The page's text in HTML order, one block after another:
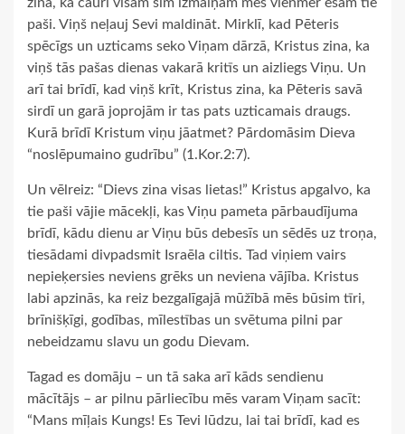
zina, ka cauri visām šīm izmaiņām mēs vienmēr esam tie
paši. Viņš neļauj Sevi maldināt. Mirklī, kad Pēteris
spēcīgs un uzticams seko Viņam dārzā, Kristus zina, ka
viņš tās pašas dienas vakarā kritīs un aizliegs Viņu. Un
arī tai brīdī, kad viņš krīt, Kristus zina, ka Pēteris savā
sirdī un garā joprojām ir tas pats uzticamais draugs.
Kurā brīdī Kristum viņu jāatmet? Pārdomāsim Dieva
“noslēpumaino gudrību” (1.Kor.2:7).
Un vēlreiz: “Dievs zina visas lietas!” Kristus apgalvo, ka
tie paši vājie mācekļi, kas Viņu pameta pārbaudījuma
brīdī, kādu dienu ar Viņu būs debesīs un sēdēs uz troņa,
tiesādami divpadsmit Israēla ciltis. Tad viņiem vairs
nepieķersies neviens grēks un neviena vājība. Kristus
labi apzinās, ka reiz bezgalīgajā mūžībā mēs būsim tīri,
brīnišķīgi, godības, mīlestības un svētuma pilni par
nebeidzamu slavu un godu Dievam.
Tagad es domāju – un tā saka arī kāds sendienu
mācītājs – ar pilnu pārliecību mēs varam Viņam sacīt:
“Mans mīļais Kungs! Es Tevi lūdzu, lai tai brīdī, kad es